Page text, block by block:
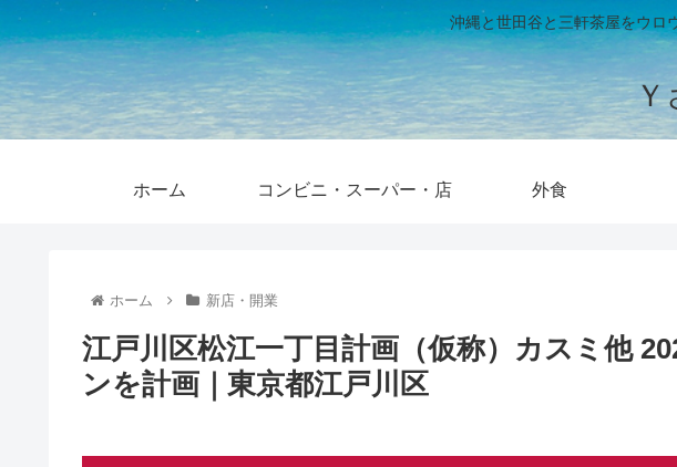
沖縄と世田谷と三軒茶屋をウロ
Ｙ
ホーム コンビニ・スーパー・店 外食
ホーム 新店・開業
江戸川区松江一丁目計画（仮称）カスミ他
ンを計画｜東京都江戸川区